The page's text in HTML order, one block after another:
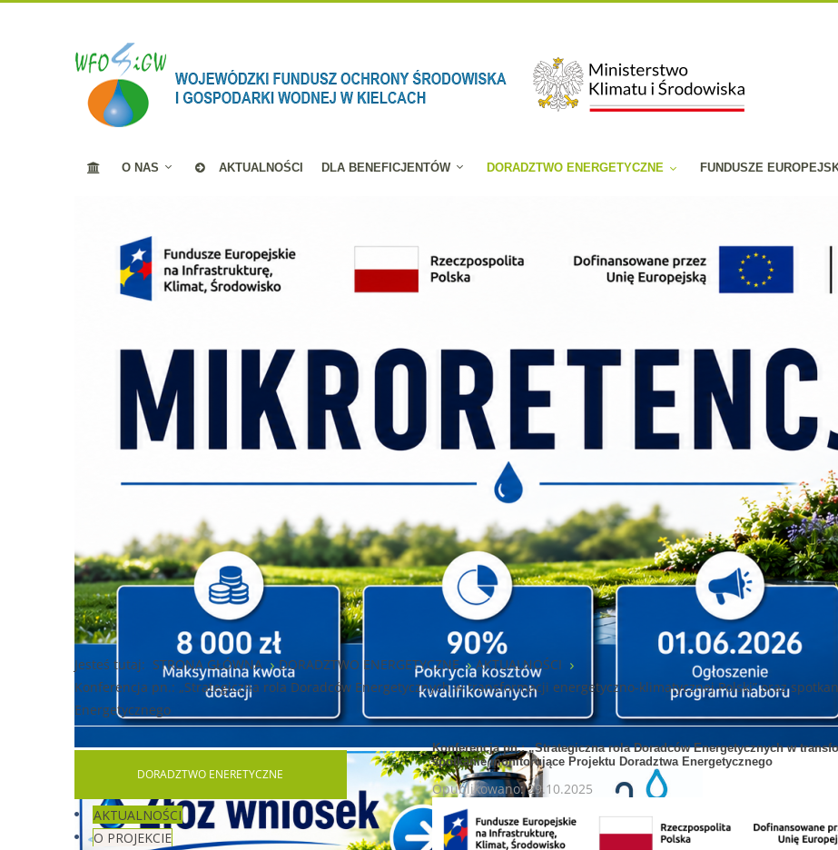
O NAS AKTUALNOŚCI DLA BENEFICJENTÓW DORADZTWO ENERGETYCZNE FUNDUSZE
Jesteś tutaj: STRONA GŁÓWNA DORADZTWO ENERGETYCZNE
AKTUALNOŚCI
Konferencja pn.: „Strategiczna rola Doradców Energetycznych w transformacji energetyczno-klimatycznej Polski” oraz
Energetycznego
Konferencja pn.: „Strategiczna rola Doradców Energetycznych w
spotkanie monitorujące Projektu Doradztwa Energetycznego
Opublikowano: 29.10.2025
DORADZTWO ENERETYCZNE
AKTUALNOŚCI
O PROJEKCIE